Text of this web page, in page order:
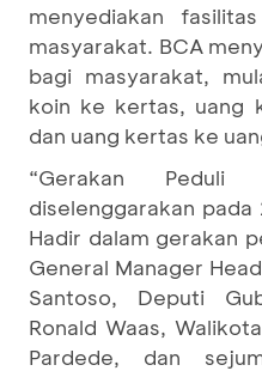
menyediakan
masyarakat. BCA
bagi masyarakat,
koin ke kertas, uang
dan uang kertas ke
“Gerakan
diselenggarakan
Hadir dalam gerakan
General Manager
Santoso, Deputi
Ronald Waas,
Pardede, dan